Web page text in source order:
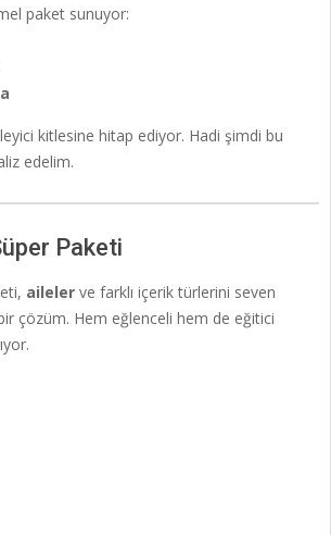
paket sunuyor:
kitlesine hitap ediyor. Hadi şimdi bu
edelim.
Paketi
aileler ve farklı içerik türlerini seven
çözüm. Hem eğlenceli hem de eğitici